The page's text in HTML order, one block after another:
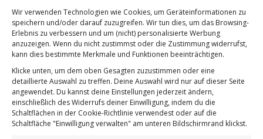
Wir verwenden Technologien wie Cookies, um Geräteinformationen zu
speichern und/oder darauf zuzugreifen. Wir tun dies, um das Browsing-
Erlebnis zu verbessern und um (nicht) personalisierte Werbung
anzuzeigen. Wenn du nicht zustimmst oder die Zustimmung widerrufst,
kann dies bestimmte Merkmale und Funktionen beeinträchtigen.
Klicke unten, um dem oben Gesagten zuzustimmen oder eine
detaillierte Auswahl zu treffen. Deine Auswahl wird nur auf dieser Seite
angewendet. Du kannst deine Einstellungen jederzeit ändern,
einschließlich des Widerrufs deiner Einwilligung, indem du die
Schaltflächen in der Cookie-Richtlinie verwendest oder auf die
Schaltfläche "Einwilligung verwalten" am unteren Bildschirmrand klickst.